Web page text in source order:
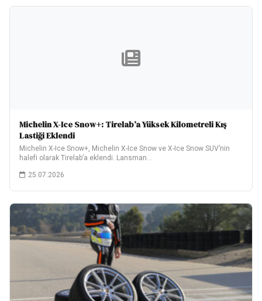
Michelin X-Ice Snow+: Tirelab’a Yüksek Kilometreli Kış
Lastiği Eklendi
Michelin X-Ice Snow+, Michelin X-Ice Snow ve X-Ice Snow SUV’nin
halefi olarak Tirelab’a eklendi. Lansman…
25.07.2026